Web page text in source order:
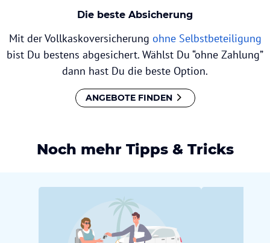
Die beste Absicherung
Mit der Vollkaskoversicherung ohne Selbstbeteiligung
bist Du bestens abgesichert. Wählst Du “ohne Zahlung”
dann hast Du die beste Option.
ANGEBOTE FINDEN
Noch mehr Tipps & Tricks